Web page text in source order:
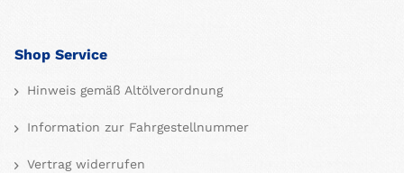
Shop Service
Hinweis gemäß Altölverordnung
Information zur Fahrgestellnummer
Vertrag widerrufen